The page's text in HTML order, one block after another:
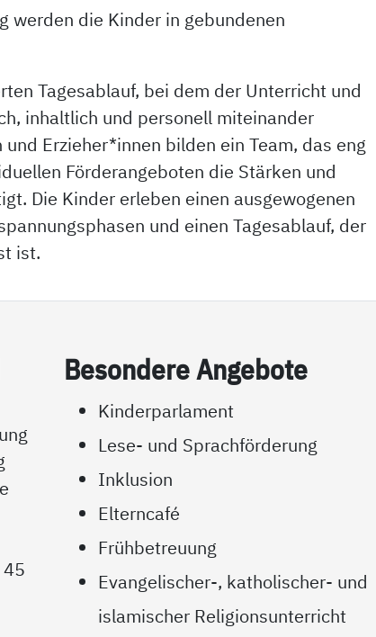
werden die Kinder in gebundenen
Tagesablauf, bei dem der Unterricht und
inhaltlich und personell miteinander
Erzieher*innen bilden ein Team, das eng
Förderangeboten die Stärken und
Die Kinder erleben einen ausgewogenen
und einen Tagesablauf, der
ist.
Be­son­de­re An­ge­bo­te
Kinderparlament
Lese- und Sprachförderung
Inklusion
Elterncafé
Frühbetreuung
Evangelischer-, katholischer- und
islamischer Religionsunterricht